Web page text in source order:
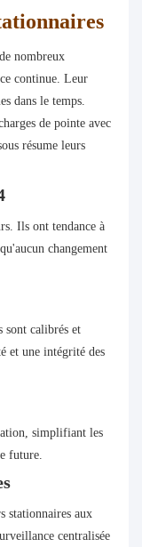
nombreux
continue. Leur
dans le temps.
de pointe avec
résume leurs
Ils ont tendance à
changement
sont calibrés et
et une intégrité des
simplifiant les
future.
stationnaires aux
centralisée